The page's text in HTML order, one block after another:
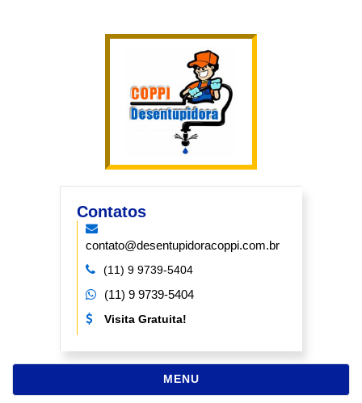
Contatos
contato@desentupidoracoppi.com.br
(11) 9 9739-5404
(11) 9 9739-5404
Visita Gratuita!
MENUNAVEGAÇÃO